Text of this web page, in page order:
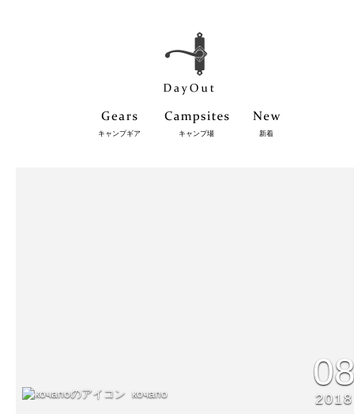
キャンプギア キャンプ場 新着
кочапо 2018